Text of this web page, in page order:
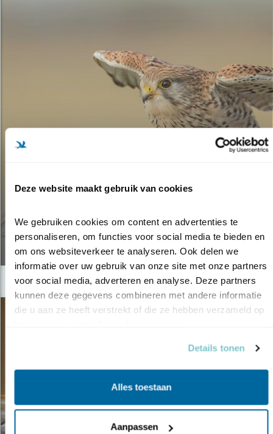
Deze website maakt gebruik van cookies
We gebruiken cookies om content en advertenties te
personaliseren, om functies voor social media te bieden en
om ons websiteverkeer te analyseren. Ook delen we
informatie over uw gebruik van onze site met onze partners
voor social media, adverteren en analyse. Deze partners
kunnen deze gegevens combineren met andere informatie
die u aan ze heeft verstrekt of die ze hebben verzameld op
Details tonen
Alles toestaan
Aanpassen
Verdieping
ZONDER DE
VOGELRICHTLIJN?
05.04.19